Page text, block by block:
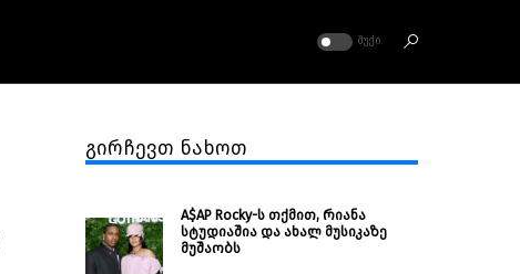
ᲛᲣᲥᲘ
გირჩევთ ნახოთ
A$AP Rocky-ს თქმით, რიანა
სტუდიაშია და ახალ მუსიკაზე
მუშაობს